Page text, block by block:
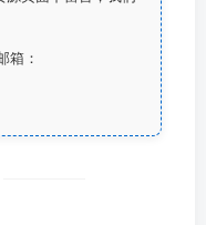
箱：